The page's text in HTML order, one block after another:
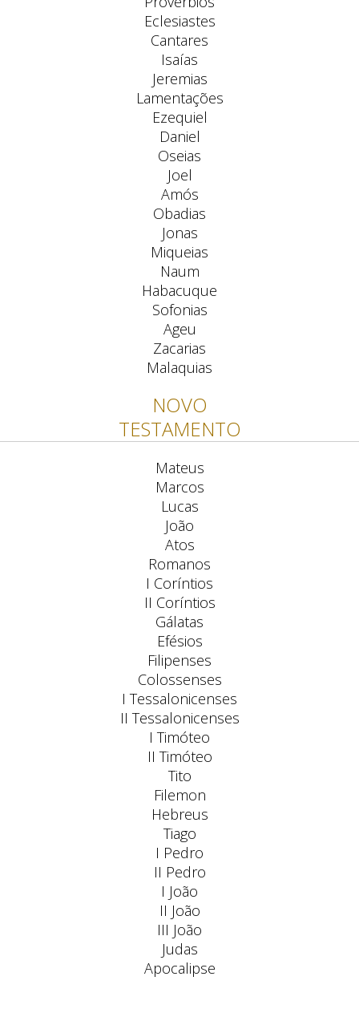
Eclesiastes
Cantares
Isaías
Jeremias
Lamentações
Ezequiel
Daniel
Oseias
Joel
Amós
Obadias
Jonas
Miqueias
Naum
Habacuque
Sofonias
Ageu
Zacarias
Malaquias
NOVO
TESTAMENTO
Mateus
Marcos
Lucas
João
Atos
Romanos
I Coríntios
II Coríntios
Gálatas
Efésios
Filipenses
Colossenses
I Tessalonicenses
II Tessalonicenses
I Timóteo
II Timóteo
Tito
Filemon
Hebreus
Tiago
I Pedro
II Pedro
I João
II João
III João
Judas
Apocalipse